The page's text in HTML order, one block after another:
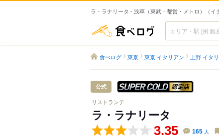
ラ・ラナリータ - 浅草（東武・都営・メトロ）（イ
食べログ
食べログ 東京 東京 イタリアン 上野 イタ
公式
リストランテ
ラ・ラナリータ
3.35 165 人